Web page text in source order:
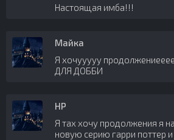
Настоящая имба!!!
Майка
Я хочууууу
ДЛЯ ДОББИ
HP
Я тах хочу продолжения я
новую серию гарри поттер